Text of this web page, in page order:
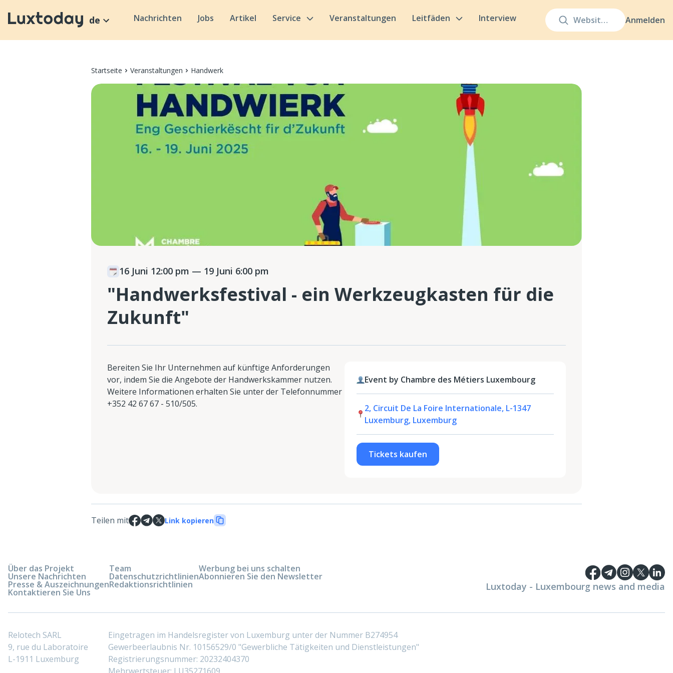
Anmelden
de Nachrichten Jobs Artikel Service Veranstaltungen Leitfäden Interview
Startseite Veranstaltungen Handwerk
16 Juni 12:00 pm — 19 Juni 6:00 pm
"Handwerksfestival - ein Werkzeugkasten für die
Zukunft"
Bereiten Sie Ihr Unternehmen auf künftige Anforderungen
vor, indem Sie die Angebote der Handwerkskammer nutzen.
Weitere Informationen erhalten Sie unter der Telefonnummer
+352 42 67 67 - 510/505.
Event by Chambre des Métiers Luxembourg
2, Circuit De La Foire Internationale, L-1347
Luxemburg, Luxemburg
Tickets kaufen
Teilen mit Link kopieren
Über das Projekt
Unsere Nachrichten
Presse & Auszeichnungen
Kontaktieren Sie Uns
Team
Datenschutzrichtlinien
Redaktionsrichtlinien
Werbung bei uns schalten
Abonnieren Sie den Newsletter
Luxtoday - Luxembourg news and media
Relotech SARL
9, rue du Laboratoire
L-1911 Luxemburg
Eingetragen im Handelsregister von Luxemburg unter der Nummer B274954
Gewerbeerlaubnis Nr. 10156529/0 "Gewerbliche Tätigkeiten und Dienstleistungen"
Registrierungsnummer: 20232404370